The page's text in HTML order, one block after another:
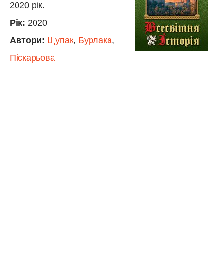
2020 рік.
Рік: 2020
Автори: Щупак, Бурлака,
Піскарьова